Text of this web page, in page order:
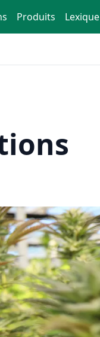
Produits Lexique